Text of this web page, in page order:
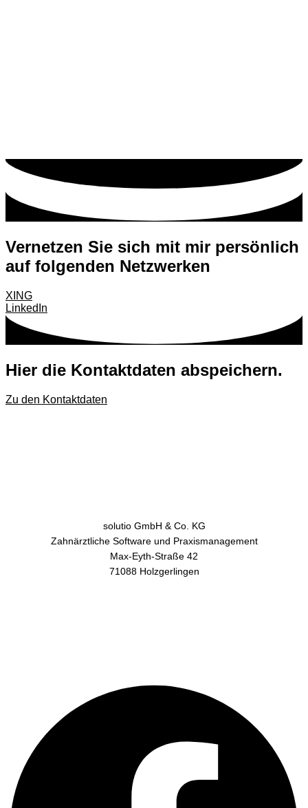
Vernetzen Sie sich mit mir persönlich
auf folgenden Netzwerken
XING
LinkedIn
Hier die Kontaktdaten abspeichern.
Zu den Kontaktdaten
solutio GmbH & Co. KG
Zahnärztliche Software und Praxismanagement
Max-Eyth-Straße 42
71088 Holzgerlingen